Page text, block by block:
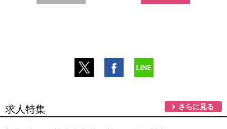
求人特集 さらに見る